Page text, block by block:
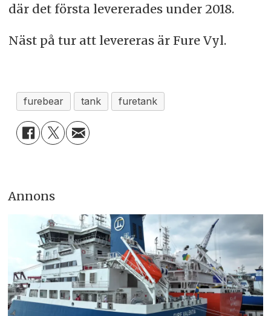
där det första levererades under 2018.
Näst på tur att levereras är Fure Vyl.
furebear tank furetank
Annons